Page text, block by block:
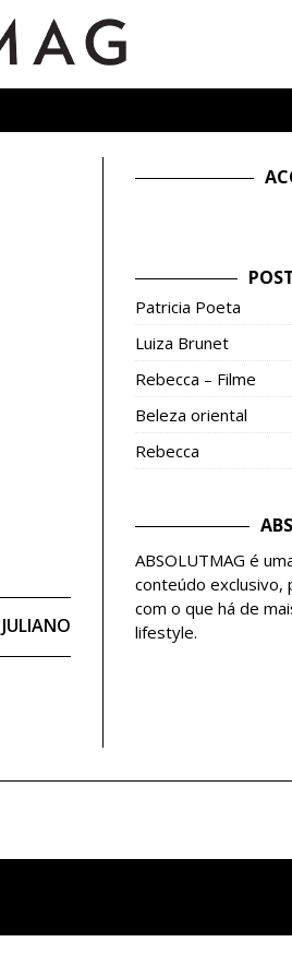
JULIANO
Patricia Poeta
Luiza Brunet
Rebecca – Filme
Beleza oriental
Rebecca
ABSOLUTMAG é
conteúdo exclusivo,
com o que há de
lifestyle.